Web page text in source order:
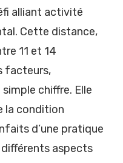
alliant activité
Cette distance,
11 et 14
facteurs,
chiffre. Elle
la condition
d’une pratique
différents aspects